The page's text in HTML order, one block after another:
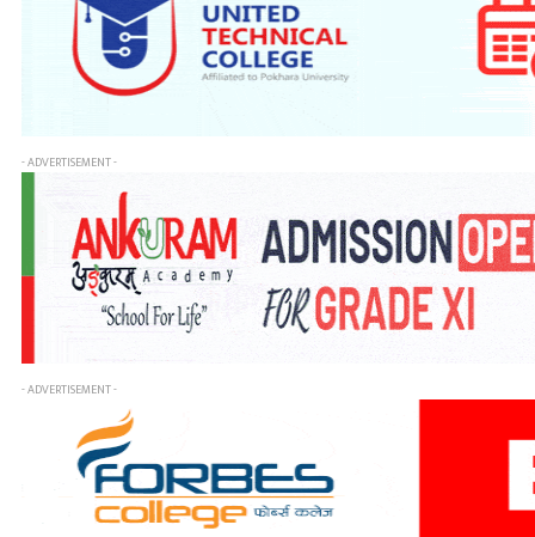
- ADVERTISEMENT -
- ADVERTISEMENT -